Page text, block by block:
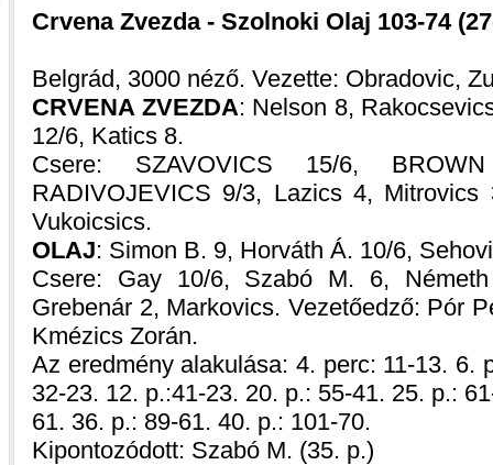
Crvena Zvezda - Szolnoki Olaj 103-74
Belgrád, 3000 néző. Vezette: Obradovic,
CRVENA ZVEZDA: Nelson 8,
12/6, Katics 8.
Csere: SZAVOVICS 15/6,
RADIVOJEVICS 9/3, Lazics 4,
Vukoicsics.
OLAJ: Simon B. 9, Horváth Á. 10/6,
Csere: Gay 10/6, Szabó M. 6,
Grebenár 2, Markovics. Vezetőedző: Pór
Kmézics Zorán.
Az eredmény alakulása: 4. perc: 11-13. 6.
32-23. 12. p.:41-23. 20. p.: 55-41. 25. p.:
61. 36. p.: 89-61. 40. p.: 101-70.
Kipontozódott: Szabó M. (35. p.)